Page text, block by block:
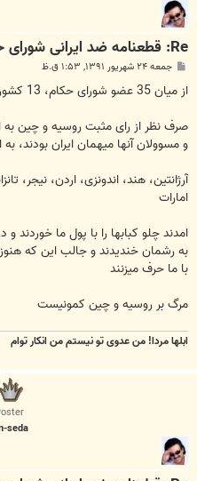
Re: قطعنامه ضد ایرانی شورای حکام تصویب شد
ت
جمعه ۲۴ شهریور ۱۳۹۱, ۱:۵۳ ق.ظ
از میان 35 عضو شورای حکام، 13 کشور عضو جنبش غیرمتعهدها هستند.
و مسوولان آنها میهمان ایران بودند،
آرژانتین، هند، اندونزی، اردن، نیجر،
امارات
با ما حرف میزنند
مرگ بر روسیه و چین کمونیست
ابلها مردا! من عدوی تو نیستم من انکار توام
seda